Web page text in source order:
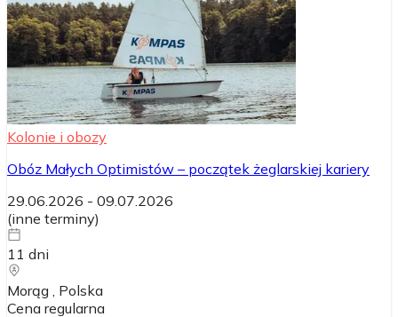
Kolonie i obozy
Obóz Małych Optimistów – początek żeglarskiej kariery
29.06.2026 - 09.07.2026
(inne terminy)
11 dni
Morąg , Polska
Cena regularna